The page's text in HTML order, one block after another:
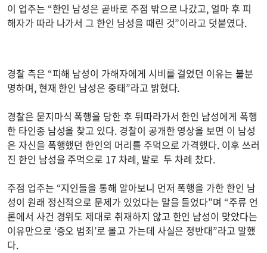
이 업주는 “한인 남성은 곧바로 주점 밖으로 나갔고, 얼마 후 피
해자가 따라 나가서 그 한인 남성을 때린 것”이라고 덧붙였다.
경찰 측은 “피해 남성이 가해자에게 시비를 걸었던 이유는 불분
명하며, 현재 한인 남성은 중태”라고 밝혔다.
경찰은 묻지마식 폭행을 당한 후 뒤따라가서 한인 남성에게 폭행
한 타인종 남성을 찾고 있다. 경찰이 공개한 영상을 보면 이 남성
은 자신을 폭행했던 한인의 머리를 주먹으로 가격했다. 이후 쓰러
진 한인 남성을 주먹으로 17 차례, 발로 두 차례 찼다.
주점 업주는 “지인들을 통해 알아보니 먼저 폭행을 가한 한인 남
성이 원래 정신적으로 문제가 있었다는 말을 들었다”며 “주류 언
론에서 사건 경위도 제대로 취재하지 않고 한인 남성이 맞았다는
이유만으로 ‘증오 범죄’로 몰고 가는데 사실은 정반대”라고 말했
다.